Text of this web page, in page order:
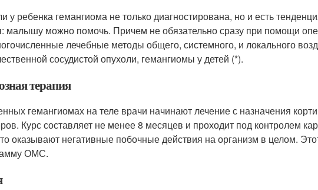
у ребенка гемангиома не только диагностирована, но и есть
малышу можно помочь. Причем не обязательно сразу при помощи
лечебные методы общего, системного, и локального
сосудистой опухоли, гемангиомы у детей (*).
терапия
гемангиомах на теле врачи начинают лечение с назначения
Курс составляет не менее 8 месяцев и проходит под контролем
оказывают негативные побочные действия на организм в целом.
ОМС.